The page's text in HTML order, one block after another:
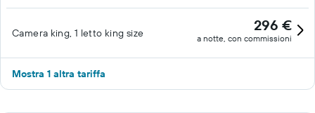
Camera king, 1 letto king size 296 €
a notte, con commissioni
Mostra 1 altra tariffa